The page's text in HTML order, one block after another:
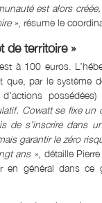
est alors
» , résume le
de territoire »
à 100 euros.
que, par le système
Cowatt se fixe
de s’inscrire dans
garantir le zéro
ans », détaille
général dans ce